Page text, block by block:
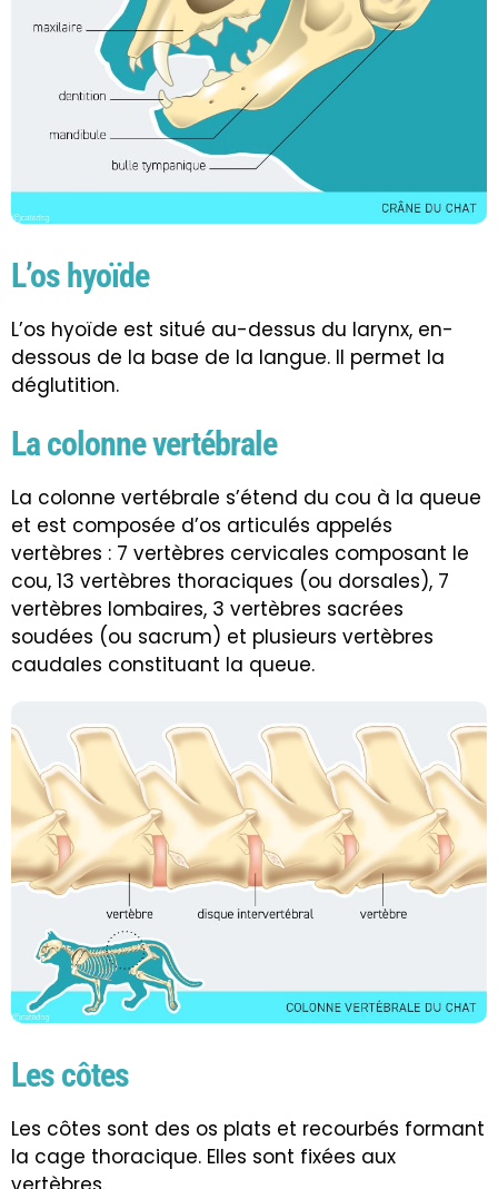
L’os hyoïde
L’os hyoïde est situé au-dessus du larynx, en-
dessous de la base de la langue. Il permet la
déglutition.
La colonne vertébrale
La colonne vertébrale s’étend du cou à la queue
et est composée d’os articulés appelés
vertèbres : 7 vertèbres cervicales composant le
cou, 13 vertèbres thoraciques (ou dorsales), 7
vertèbres lombaires, 3 vertèbres sacrées
soudées (ou sacrum) et plusieurs vertèbres
caudales constituant la queue.
Les côtes
Les côtes sont des os plats et recourbés formant
la cage thoracique. Elles sont fixées aux